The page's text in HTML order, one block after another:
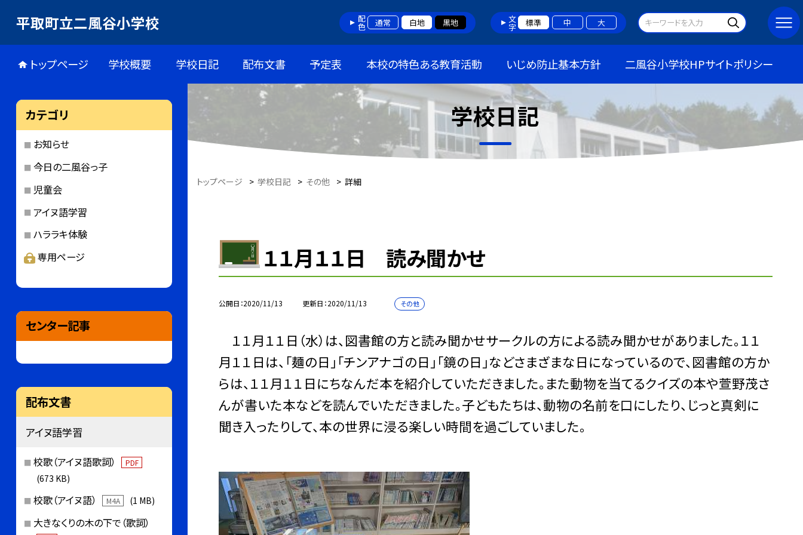
平取町立二風谷小学校 配色 通常 白地 黒地 文字 標準 中 大
トップページ 学校概要 学校日記 配布文書 予定表 本校の特色ある教育活動 いじめ防止基本方針 二風谷小学校HPサイトポリシー
学校日記
トップページ > 学校日記 > その他 > 詳細
１１月１１日 読み聞かせ
公開日 2020/11/13 更新日 2020/11/13 その他
１１月１１日（水）は、図書館の方と読み聞かせサークルの方による読み聞かせがありました。１１
月１１日は、「麺の日」「チンアナゴの日」「鏡の日」などさまざまな日になっているので、図書館の方か
らは、１１月１１日にちなんだ本を紹介していただきました。また動物を当てるクイズの本や萱野茂さ
んが書いた本などを読んでいただきました。子どもたちは、動物の名前を口にしたり、じっと真剣に
聞き入ったりして、本の世界に浸る楽しい時間を過ごしていました。
カテゴリ
お知らせ
今日の二風谷っ子
児童会
アイヌ語学習
ハララキ体験
専用ページ
センター記事
配布文書
アイヌ語学習
校歌（アイヌ語歌詞） PDF
(673 KB)
校歌（アイヌ語） M4A (1 MB)
大きなくりの木の下で（歌詞）